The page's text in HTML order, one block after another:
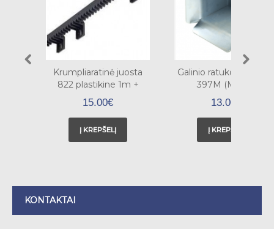
Krumpliaratinė juosta
822 plastikine 1m +
tvirtinimas apačioje
15.00€
Į KREPŠELĮ
Galinio ratuko
397M (Mažas)
13.00€
Į KREPŠELĮ
KONTAKTAI